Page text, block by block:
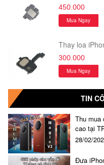
450.000
Mua Ngay
Thay loa
300.000
Mua Ngay
TIN
Thu mua
cao tại
28/02/
Đưa